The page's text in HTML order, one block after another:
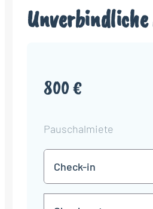
800 €
Pauschalmiete
in
TT
Punkt
MM